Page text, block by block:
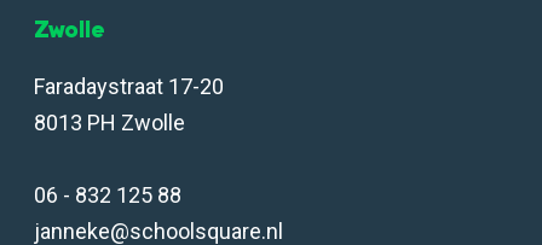
Zwolle
Faradaystraat 17-20
8013 PH Zwolle
06 - 832 125 88
janneke@schoolsquare.nl